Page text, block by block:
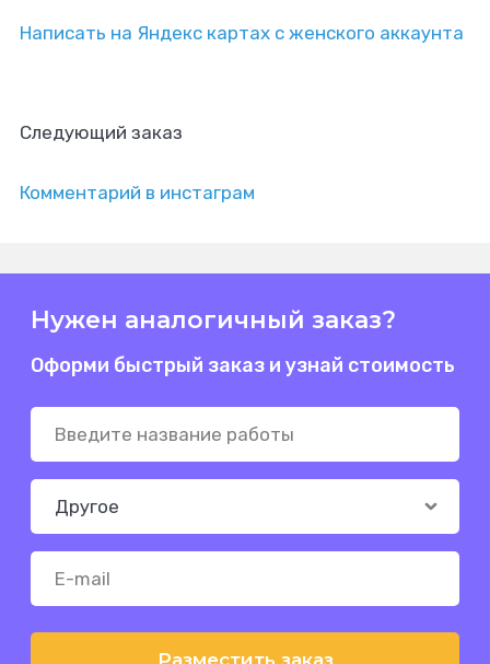
Написать на Яндекс картах с женского аккаунта
Следующий заказ
Комментарий в инстаграм
Нужен аналогичный заказ?
Оформи быстрый заказ и узнай стоимость
Разместить заказ